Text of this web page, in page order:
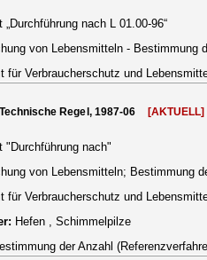
„Durchführung nach L 01.00-96“
von Lebensmitteln - Bestimmung
für Verbraucherschutz und
Technische Regel, 1987-06 [AKTUELL]
"Durchführung nach"
von Lebensmitteln; Bestimmung
für Verbraucherschutz und
Hefen , Schimmelpilze
der Anzahl